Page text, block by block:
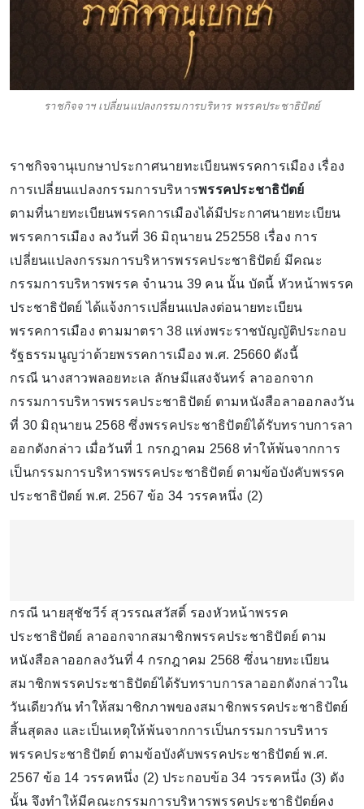
ราชกิจจาฯ เปลี่ยนแปลงกรรมการบริหาร พรรคประชาธิปัตย์
ราชกิจจานุเบกษาประกาศนายทะเบียนพรรคการเมือง เรื่อง
การเปลี่ยนแปลงกรรมการบริหารพรรคประชาธิปัตย์
ตามที่นายทะเบียนพรรคการเมืองได้มีประกาศนายทะเบียน
พรรคการเมือง ลงวันที่ 36 มิถุนายน 252558 เรื่อง การ
เปลี่ยนแปลงกรรมการบริหารพรรคประชาธิปัตย์ มีคณะ
กรรมการบริหารพรรค จำนวน 39 คน นั้น บัดนี้ หัวหน้าพรรค
ประชาธิปัตย์ ได้แจ้งการเปลี่ยนแปลงต่อนายทะเบียน
พรรคการเมือง ตามมาตรา 38 แห่งพระราชบัญญัติประกอบ
รัฐธรรมนูญว่าด้วยพรรคการเมือง พ.ศ. 25660 ดังนี้
กรณี นางสาวพลอยทะเล ลักษมีแสงจันทร์ ลาออกจาก
กรรมการบริหารพรรคประชาธิปัตย์ ตามหนังสือลาออกลงวัน
ที่ 30 มิถุนายน 2568 ซึ่งพรรคประชาธิปัตย์ได้รับทราบการลา
ออกดังกล่าว เมื่อวันที่ 1 กรกฎาคม 2568 ทำให้พ้นจากการ
เป็นกรรมการบริหารพรรคประชาธิปัตย์ ตามข้อบังคับพรรค
ประชาธิปัตย์ พ.ศ. 2567 ข้อ 34 วรรคหนึ่ง (2)
กรณี นายสุชัชวีร์ สุวรรณสวัสดิ์ รองหัวหน้าพรรค
ประชาธิปัตย์ ลาออกจากสมาชิกพรรคประชาธิปัตย์ ตาม
หนังสือลาออกลงวันที่ 4 กรกฎาคม 2568 ซึ่งนายทะเบียน
สมาชิกพรรคประชาธิปัตย์ได้รับทราบการลาออกดังกล่าวใน
วันเดียวกัน ทำให้สมาชิกภาพของสมาชิกพรรคประชาธิปัตย์
สิ้นสุดลง และเป็นเหตุให้พ้นจากการเป็นกรรมการบริหาร
พรรคประชาธิปัตย์ ตามข้อบังคับพรรคประชาธิปัตย์ พ.ศ.
2567 ข้อ 14 วรรคหนึ่ง (2) ประกอบข้อ 34 วรรคหนึ่ง (3) ดัง
นั้น จึงทำให้มีคณะกรรมการบริหารพรรคประชาธิปัตย์คง